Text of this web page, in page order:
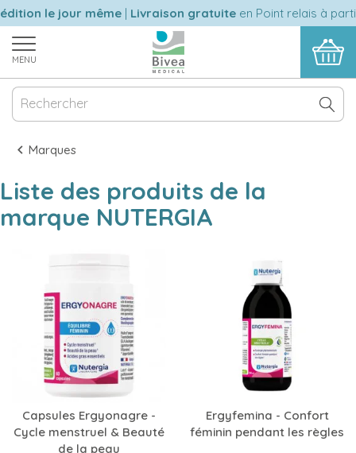
le jour même|Livraison gratuiteen Point relais à
MENU
Marques
Liste des produits de la
marque NUTERGIA
Capsules Ergyonagre -
Cycle menstruel & Beauté
de la peau
Ergyfemina - Confort
féminin pendant les règles